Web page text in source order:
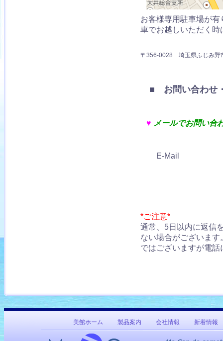
お客様専用駐車場が有
車でお越しいただく
〒356-0028 埼玉県ふじみ野
■ お問い合わせ
♥ メールでお問い合
E-Mail
*ご注意*
通常、5日以内に返信
ない場合がございま
ではございますが電
美館ホーム 製品案内 会社情報 新着情報